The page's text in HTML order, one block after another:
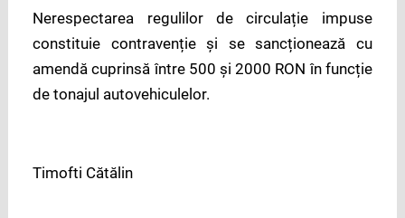
Nerespectarea regulilor de circulație impuse
constituie contravenție și se sancționează cu
amendă cuprinsă între 500 și 2000 RON în funcție
de tonajul autovehiculelor.
Timofti Cătălin